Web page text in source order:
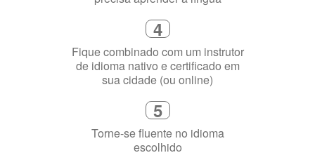
Fique combinado com um instrutor
de idioma nativo e certificado em
sua cidade (ou online)
5
Torne-se fluente no idioma
escolhido